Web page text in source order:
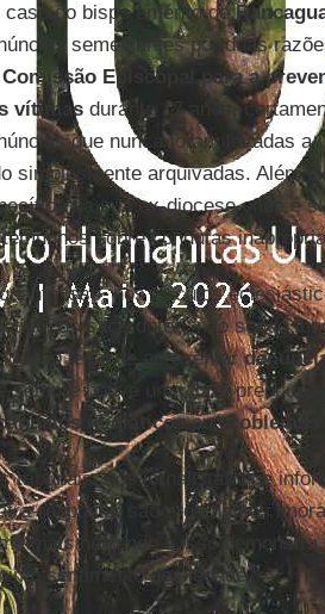
caso do bispo emérito de
semelhantes por duas
Comissão Episcopal para a
vítimasdurante 17 anos,
que nunca foram levadas a
simplesmente arquivadas. Além
na sua ex-diocese onde é
sobre condutas
isso, nos círculos
os sacerdotes, não sendo
legal de apresentar
sempre houve uma forte
midiáticosouproblemas
tribunais, aos jornalistas que
resposta: são argumentos
mais horrendo e isso
sentimento de piedade.